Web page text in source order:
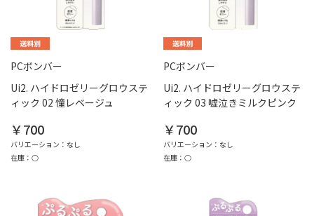
PCボンバー
Ui2. ハイドロゼリーグロウステ
ィック 02 憧レベージュ
￥700
バリエーション：なし
在庫：○
PCボンバー
Ui2. ハイドロゼリーグロウステ
ィック 03 嘘泣きミルクピンク
￥700
バリエーション：なし
在庫：○